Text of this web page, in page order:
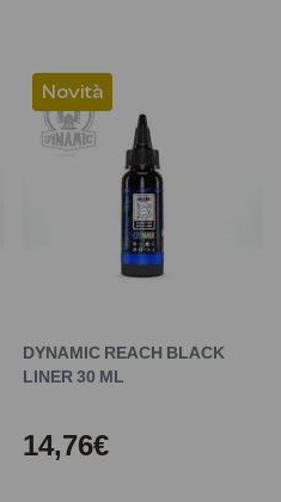
Novità
DYNAMIC REACH BLACK
LINER 30 ML
14,76€